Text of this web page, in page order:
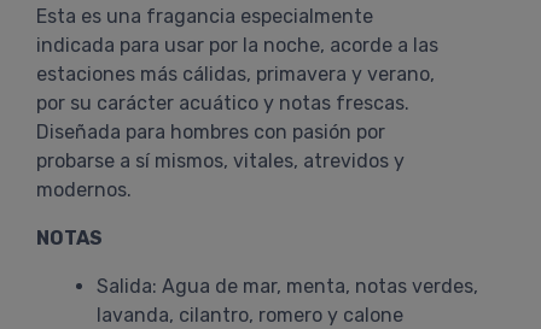
Esta es una fragancia especialmente
indicada para usar por la noche, acorde a las
estaciones más cálidas, primavera y verano,
por su carácter acuático y notas frescas.
Diseñada para hombres con pasión por
probarse a sí mismos, vitales, atrevidos y
modernos.
NOTAS
Salida: Agua de mar, menta, notas verdes,
lavanda, cilantro, romero y calone